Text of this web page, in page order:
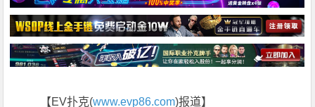
【EV扑克(www.evp86.com)报道】